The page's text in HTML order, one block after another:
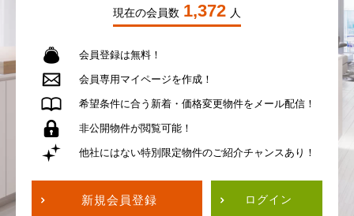
現在の会員数 1,372 人
会員登録は無料！
会員専用 マイページを作成！
希望条件に合う 新着・価格変更物件を メール配信！
非公開物件が閲覧可能！
他社にはない特別限定物件のご紹介チャンスあり！
新規会員登録 ログイン